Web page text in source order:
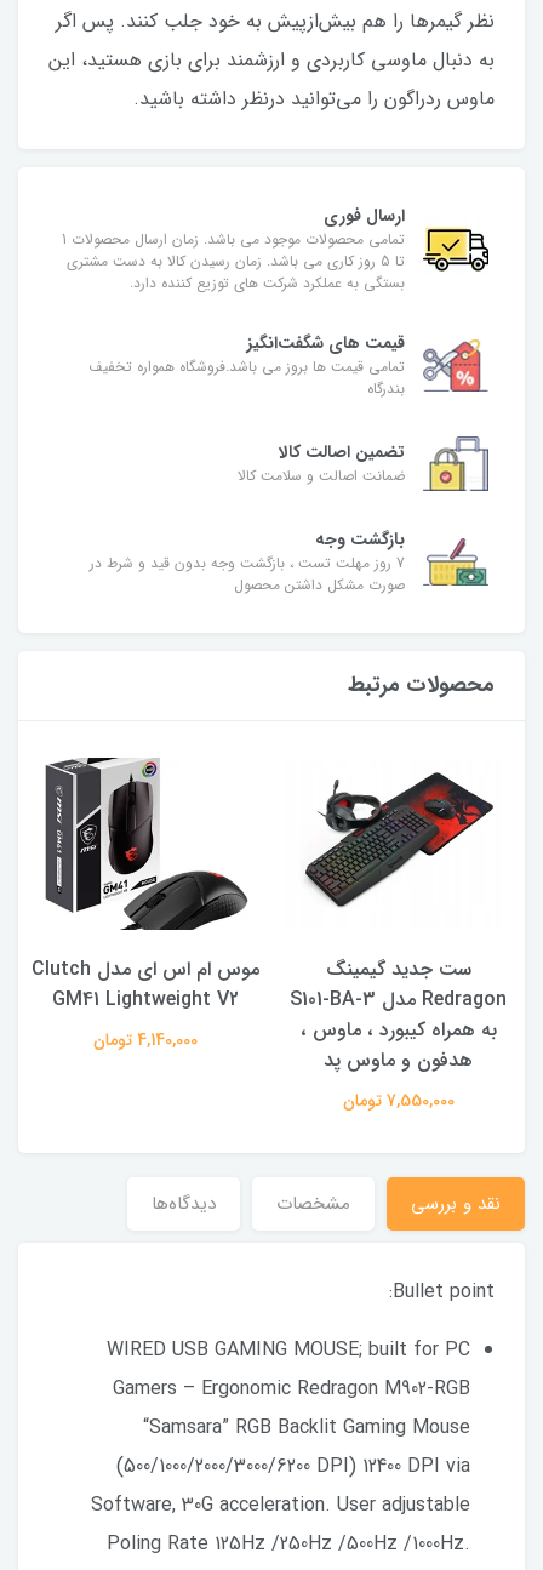
نظر گیمرها را هم بیش‌ازپیش به خود جلب کنند. پس اگر
به دنبال ماوسی کاربردی و ارزشمند برای بازی هستید، این
ماوس ردراگون را می‌توانید درنظر داشته باشید.
ارسال فوری
تمامی محصولات موجود می باشد. زمان ارسال محصولات 1
تا 5 روز کاری می باشد. زمان رسیدن کالا به دست مشتری
بستگی به عملکرد شرکت های توزیع کننده دارد.
قیمت های شگفت‌انگیز
تمامی قیمت ها بروز می باشد.فروشگاه همواره تخفیف
بندرگاه
تضمین اصالت کالا
ضمانت اصالت و سلامت کالا
بازگشت وجه
7 روز مهلت تست ، بازگشت وجه بدون قید و شرط در
صورت مشکل داشتن محصول
محصولات مرتبط
ست جدید گیمینگ
Redragon مدل S101-BA-3
به همراه کیبورد ، ماوس ،
هدفون و ماوس پد
7,550,000 تومان
موس ام اس اى مدل Clutch
GM41 Lightweight V2
4,140,000 تومان
نقد و بررسی مشخصات دیدگاه‌ها
Bullet point:
WIRED USB GAMING MOUSE; built for PC
Gamers – Ergonomic Redragon M902-RGB
“Samsara” RGB Backlit Gaming Mouse
(500/1000/2000/3000/6200 DPI) 12400 DPI via
Software, 30G acceleration. User adjustable
Poling Rate 125Hz /250Hz /500Hz /1000Hz.